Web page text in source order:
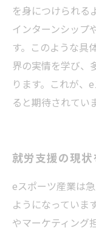
を身につけられる
インターンシップ
す。このような具
界の実情を学び、
ります。これが、
ると期待されてい
就労支援の現
eスポーツ産業は
ようになっていま
やマーケティング